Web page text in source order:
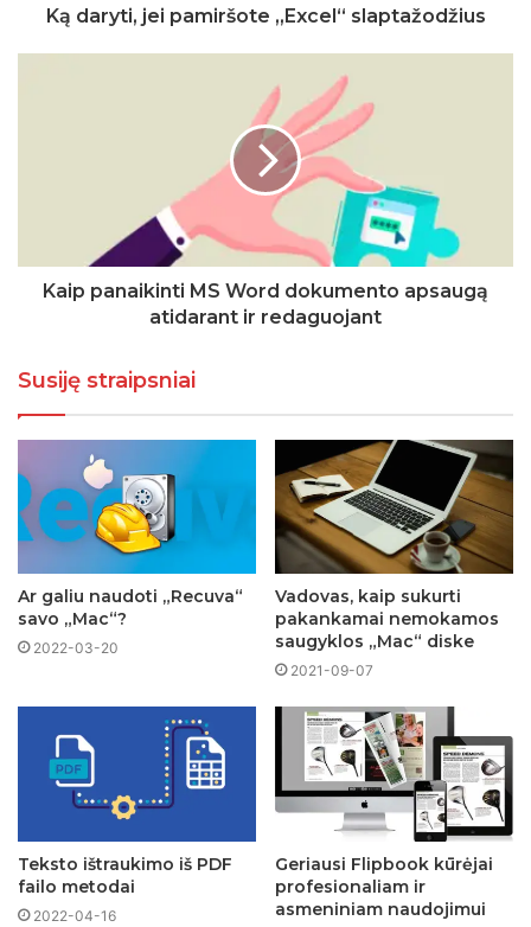
Ką daryti, jei pamiršote „Excel“ slaptažodžius
Kaip panaikinti MS Word dokumento apsaugą
atidarant ir redaguojant
Susiję straipsniai
Ar galiu naudoti „Recuva“
savo „Mac“?
2022-03-20
Vadovas, kaip sukurti
pakankamai nemokamos
saugyklos „Mac“ diske
2021-09-07
Teksto ištraukimo iš PDF
failo metodai
2022-04-16
Geriausi Flipbook kūrėjai
profesionaliam ir
asmeniniam naudojimui